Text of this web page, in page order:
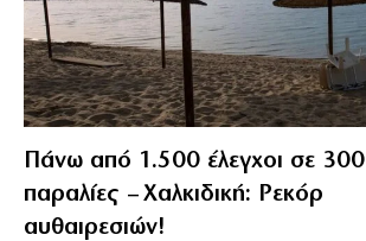
Πάνω από 1.500 έλεγχοι σε 300
παραλίες – Χαλκιδική: Ρεκόρ
αυθαιρεσιών!